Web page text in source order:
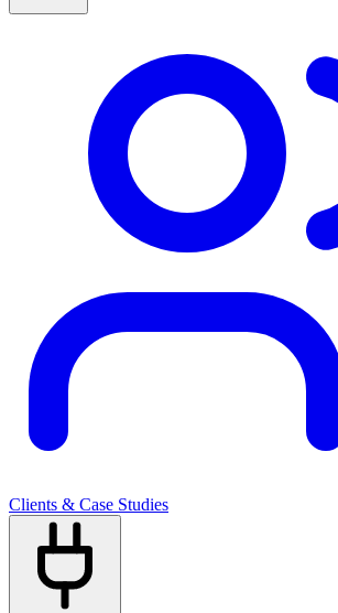
Clients & Case Studies